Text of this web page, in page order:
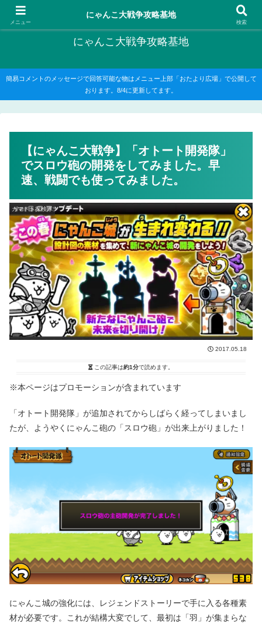
にゃんこ大戦争の攻略がメインですが、他のゲームの記事もたまに書いてます
にゃんこ大戦争攻略基地
簡易コメントのメッセージで回答可能な物はメニュー上部「おたより広場」で公開して
おります。8/4に更新してます。
【にゃんこ大戦争】「オトート開発隊」
でスロウ砲の開発をしてみました。早
速、戦闘でも使ってみました。
ガマトト探検隊
2017.05.18
この記事は約1分で読めます。
※本ページはプロモーションが含まれています
「オトート開発隊」が追加されてからしばらく経ってしまいまし
たが、ようやくにゃんこ砲の「スロウ砲」が出来上がりました！
にゃんこ城の強化には、レジェンドストーリーで手に入る各種素
材が必要です。これが結構大変でして、最初は「羽」が集まらな
メニュー
にゃんこ大戦争攻略基地
検索